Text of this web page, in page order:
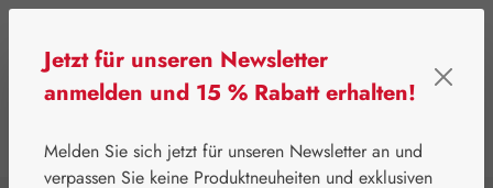
Jetzt für unseren Newsletter
anmelden und 15 % Rabatt erhalten!
Melden Sie sich jetzt für unseren Newsletter an und
verpassen Sie keine Produktneuheiten und exklusiven